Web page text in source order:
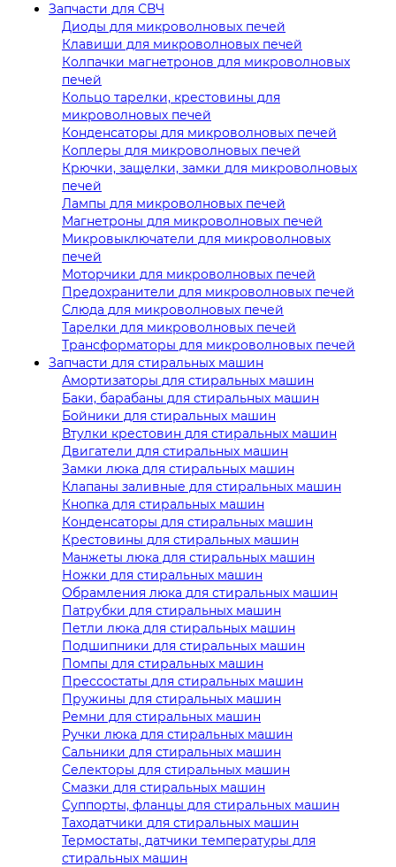
Запчасти для СВЧ
Диоды для микроволновых печей
Клавиши для микроволновых печей
Колпачки магнетронов для микроволновых
печей
Кольцо тарелки, крестовины для
микроволновых печей
Конденсаторы для микроволновых печей
Коплеры для микроволновых печей
Крючки, защелки, замки для микроволновых
печей
Лампы для микроволновых печей
Магнетроны для микроволновых печей
Микровыключатели для микроволновых
печей
Моторчики для микроволновых печей
Предохранители для микроволновых печей
Слюда для микроволновых печей
Тарелки для микроволновых печей
Трансформаторы для микроволновых печей
Запчасти для стиральных машин
Амортизаторы для стиральных машин
Баки, барабаны для стиральных машин
Бойники для стиральных машин
Втулки крестовин для стиральных машин
Двигатели для стиральных машин
Замки люка для стиральных машин
Клапаны заливные для стиральных машин
Кнопка для стиральных машин
Конденсаторы для стиральных машин
Крестовины для стиральных машин
Манжеты люка для стиральных машин
Ножки для стиральных машин
Обрамления люка для стиральных машин
Патрубки для стиральных машин
Петли люка для стиральных машин
Подшипники для стиральных машин
Помпы для стиральных машин
Прессостаты для стиральных машин
Пружины для стиральных машин
Ремни для стиральных машин
Ручки люка для стиральных машин
Сальники для стиральных машин
Селекторы для стиральных машин
Смазки для стиральных машин
Суппорты, фланцы для стиральных машин
Таходатчики для стиральных машин
Термостаты, датчики температуры для
стиральных машин